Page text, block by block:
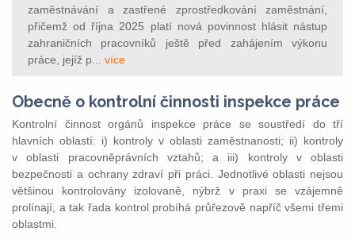
zaměstnávání a zastřené zprostředkování zaměstnání,
přičemž od října 2025 platí nová povinnost hlásit nástup
zahraničních pracovníků ještě před zahájením výkonu
práce, jejíž p... více
Obecně o kontrolní činnosti inspekce práce
Kontrolní činnost orgánů inspekce práce se soustředí do tří
hlavních oblastí: i) kontroly v oblasti zaměstnanosti; ii) kontroly
v oblasti pracovněprávních vztahů; a iii) kontroly v oblasti
bezpečnosti a ochrany zdraví při práci. Jednotlivé oblasti nejsou
většinou kontrolovány izolovaně, nýbrž v praxi se vzájemně
prolínají, a tak řada kontrol probíhá průřezově napříč všemi třemi
oblastmi.